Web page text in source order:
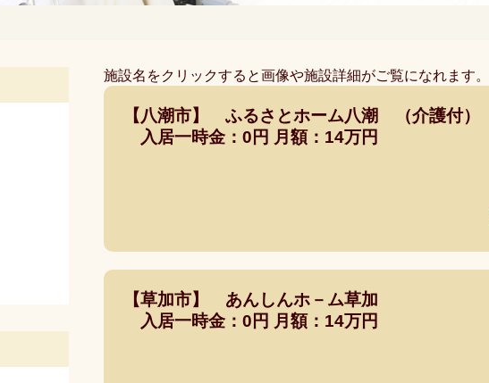
施設名をクリックすると画像や施設詳細がご覧になれます。
【八潮市】 ふるさとホーム八潮 （介護付）
入居一時金：0円 月額：14万円
【草加市】 あんしんホ－ム草加
入居一時金：0円 月額：14万円